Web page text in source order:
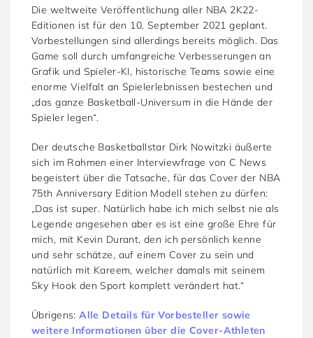
Die weltweite Veröffentlichung aller NBA 2K22-
Editionen ist für den 10. September 2021 geplant.
Vorbestellungen sind allerdings bereits möglich. Das
Game soll durch umfangreiche Verbesserungen an
Grafik und Spieler-KI, historische Teams sowie eine
enorme Vielfalt an Spielerlebnissen bestechen und
„das ganze Basketball-Universum in die Hände der
Spieler legen“.
Der deutsche Basketballstar Dirk Nowitzki äußerte
sich im Rahmen einer Interviewfrage von C News
begeistert über die Tatsache, für das Cover der NBA
75th Anniversary Edition Modell stehen zu dürfen:
„Das ist super. Natürlich habe ich mich selbst nie als
Legende angesehen aber es ist eine große Ehre für
mich, mit Kevin Durant, den ich persönlich kenne
und sehr schätze, auf einem Cover zu sein und
natürlich mit Kareem, welcher damals mit seinem
Sky Hook den Sport komplett verändert hat.“
Übrigens:Alle Details für Vorbesteller sowie
weitere Informationen über die Cover-Athleten